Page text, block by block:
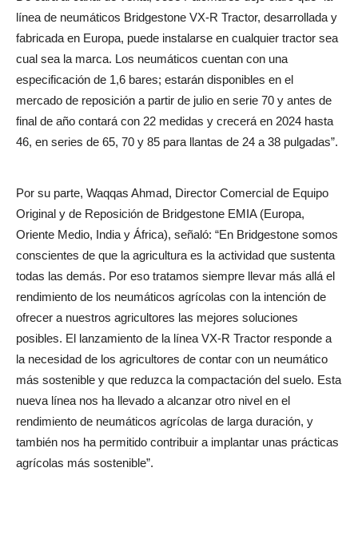
línea de neumáticos Bridgestone VX-R Tractor, desarrollada y
fabricada en Europa, puede instalarse en cualquier tractor sea
cual sea la marca. Los neumáticos cuentan con una
especificación de 1,6 bares; estarán disponibles en el
mercado de reposición a partir de julio en serie 70 y antes de
final de año contará con 22 medidas y crecerá en 2024 hasta
46, en series de 65, 70 y 85 para llantas de 24 a 38 pulgadas”.
Por su parte, Waqqas Ahmad, Director Comercial de Equipo
Original y de Reposición de Bridgestone EMIA (Europa,
Oriente Medio, India y África), señaló: “En Bridgestone somos
conscientes de que la agricultura es la actividad que sustenta
todas las demás. Por eso tratamos siempre llevar más allá el
rendimiento de los neumáticos agrícolas con la intención de
ofrecer a nuestros agricultores las mejores soluciones
posibles. El lanzamiento de la línea VX-R Tractor responde a
la necesidad de los agricultores de contar con un neumático
más sostenible y que reduzca la compactación del suelo. Esta
nueva línea nos ha llevado a alcanzar otro nivel en el
rendimiento de neumáticos agrícolas de larga duración, y
también nos ha permitido contribuir a implantar unas prácticas
agrícolas más sostenible”.